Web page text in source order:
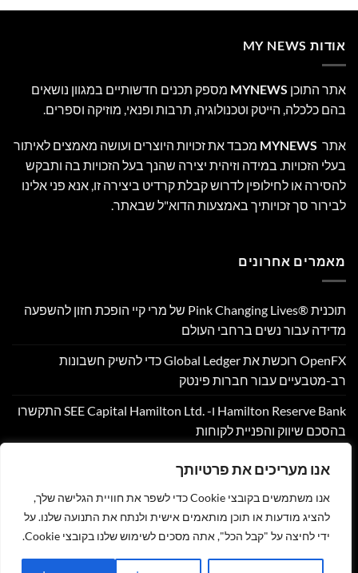
אנו מעריכים את פרטיותך
אנו משתמשים בקובצי Cookie כדי לשפר את חוויית הגלישה שלך,
להציג מודעות או תוכן מותאמים אישית ולנתח את התנועה שלנו. על
ידי לחיצה על "קבל הכל", אתה מסכים לשימוש שלנו בקובצי Cookie.
אודות MY NEWS
אתר התוכן MYNEWS מספק תכנים חדשותיים במגוון נושאים
בהם כלכלה, הייטק וטכנולוגיה, תרבות ופנאי, מוזיקה וספרים.
אתר MYNEWS מכבד את זכויות היוצרים ועושה מאמצים לאיתור
בעלי הזכויות. במידה וזיהית יצירה שהנך בעל הזכויות בה ותבקש
להסירה או לחילופין לדרוש קבלת קרדיט ביצירה זו, אנא פני אלינו
לבירור סך זכויותיך באמצעות הדוא"ל שבאתר.
מאמרים אחרונים
תוכנית Pink Changing Lives®‎ של מרי קיי הופכת חזון להשפעה
מדידה עבור נשים ברחבי העולם
OpenFX רוכשת את Global Ledger כדי להשיק חשבונות
רב-מטבעיים עבור חברות פינטק
Hamilton Reserve Bank ו- SEE Capital Hamilton Ltd.‎ התקשרו
בהסכם שיווק והפניית לקוחות
Corpay Cross-Border מונתה לשותפת המט"ח הרשמית של
Ultimate Sevens